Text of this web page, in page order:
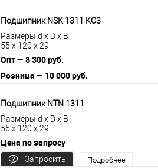
Подшипник NSK 1311 KС3
Размеры d x D x B
55 x 120 x 29
Опт — 8 300 руб.
Розница — 10 000 руб.
Подшипник NTN 1311
Размеры d x D x B
55 x 120 x 29
Цена по запросу
Запросить
Подробнее